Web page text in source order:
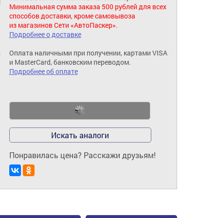
Минимальная сумма заказа 500 рублей для всех
способов доставки, кроме самовывоза
из магазинов Сети «АвтоПаскер».
Подробнее о доставке
Оплата наличными при получении, картами VISA
и MasterCard, банковским переводом.
Подробнее об оплате
Искать аналоги
Понравилась цена? Расскажи друзьям!